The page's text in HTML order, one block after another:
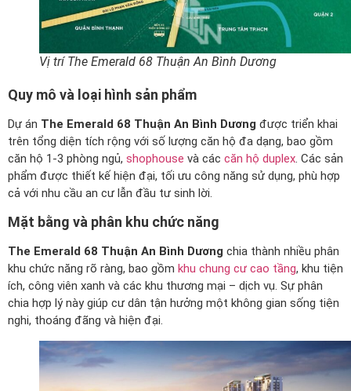
Vị trí The Emerald 68 Thuận An Bình Dương
Quy mô và loại hình sản phẩm
Dự án The Emerald 68 Thuận An Bình Dương được triển khai
trên tổng diện tích rộng với số lượng căn hộ đa dạng, bao gồm
căn hộ 1-3 phòng ngủ, shophouse và các căn hộ duplex. Các sản
phẩm được thiết kế hiện đại, tối ưu công năng sử dụng, phù hợp
cả với nhu cầu an cư lẫn đầu tư sinh lời.
Mặt bằng và phân khu chức năng
The Emerald 68 Thuận An Bình Dương chia thành nhiều phân
khu chức năng rõ ràng, bao gồm khu chung cư cao tầng, khu tiện
ích, công viên xanh và các khu thương mại – dịch vụ. Sự phân
chia hợp lý này giúp cư dân tận hưởng một không gian sống tiện
nghi, thoáng đãng và hiện đại.